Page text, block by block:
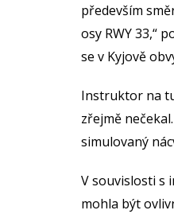
především
osy RWY 33,“
se v Kyjově
Instruktor na
zřejmě
simulovaný
V souvislosti s
mohla být